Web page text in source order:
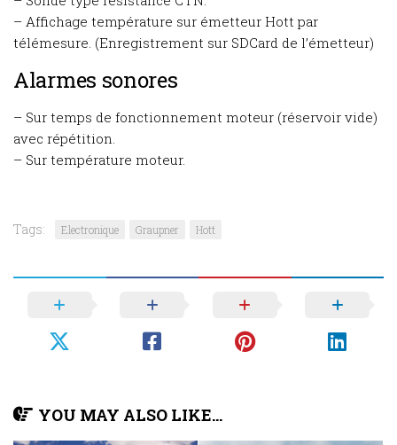
– Affichage température sur émetteur Hott par
télémesure. (Enregistrement sur SDCard de l’émetteur)
Alarmes sonores
– Sur temps de fonctionnement moteur (réservoir vide)
avec répétition.
– Sur température moteur.
Tags: Electronique Graupner Hott
YOU MAY ALSO LIKE...